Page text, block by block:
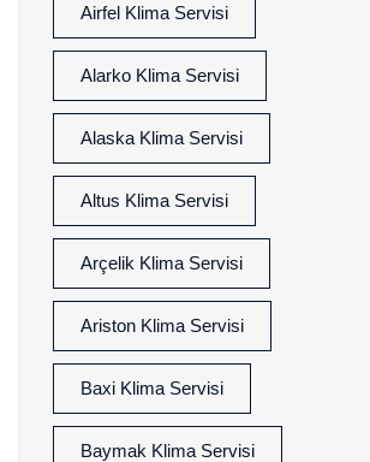
Airfel Klima Servisi
Alarko Klima Servisi
Alaska Klima Servisi
Altus Klima Servisi
Arçelik Klima Servisi
Ariston Klima Servisi
Baxi Klima Servisi
Baymak Klima Servisi